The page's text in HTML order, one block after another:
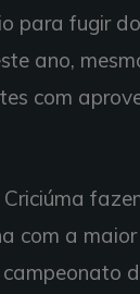
para fugir do
ano,
com
com a